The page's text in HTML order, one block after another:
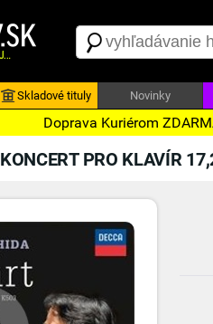
Skladové tituly Novinky
Doprava Kuriérom
KONCERT PRO KLAVÍR